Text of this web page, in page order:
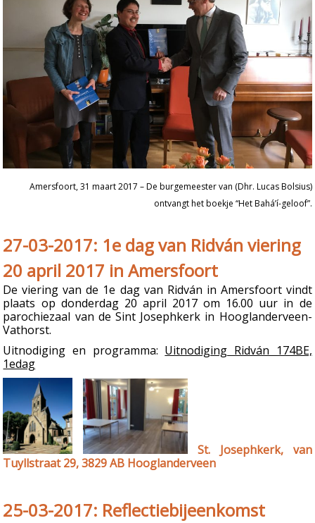
Amersfoort, 31 maart 2017 – De burgemeester van (Dhr. Lucas Bolsius)
ontvangt het boekje “Het Bahá’í-geloof”.
27-03-2017: 1e dag van Ridván viering
20 april 2017 in Amersfoort
De viering van de 1e dag van Ridván in Amersfoort vindt
plaats op donderdag 20 april 2017 om 16.00 uur in de
parochiezaal van de Sint Josephkerk in Hooglanderveen-
Vathorst.
Uitnodiging en programma: Uitnodiging Ridván 174BE,
1edag
St. Josephkerk, van
Tuyllstraat 29, 3829 AB Hooglanderveen
25-03-2017: Reflectiebijeenkomst